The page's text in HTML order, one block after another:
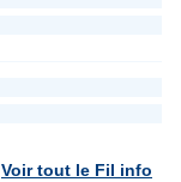
Voir tout le Fil info